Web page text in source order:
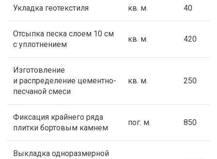
Укладка геотекстиля кв. м. 40
Отсыпка песка слоем 10 см
с уплотнением
кв. м. 420
Изготовление
и распределение цементно-
песчаной смеси
кв. м. 250
Фиксация крайнего ряда
плитки бортовым камнем
пог. м. 850
Выкладка одноразмерной